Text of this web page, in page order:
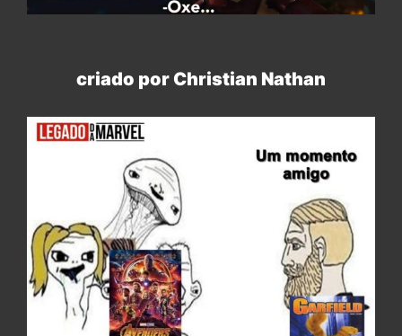
criado por Christian Nathan